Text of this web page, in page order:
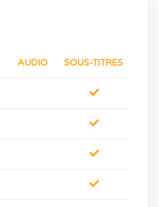
AUDIO SOUS-TITRES